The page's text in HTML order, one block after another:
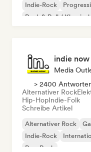
Indie-Rock
Rock & Roll /
indie now
Media
> 2400
Alternativer Rock
Hip-HopIndie-Folk
Schreibe Artikel
Alternativer Rock
Indie-Rock
Pop-Rock